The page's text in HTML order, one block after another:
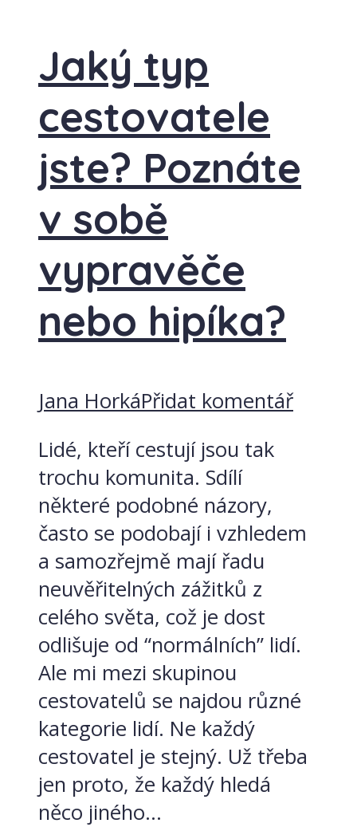
Jaký typ
cestovatele
jste? Poznáte
v sobě
vypravěče
nebo hipíka?
Jana HorkáPřidat komentář
Lidé, kteří cestují jsou tak
trochu komunita. Sdílí
některé podobné názory,
často se podobají i vzhledem
a samozřejmě mají řadu
neuvěřitelných zážitků z
celého světa, což je dost
odlišuje od “normálních” lidí.
Ale mi mezi skupinou
cestovatelů se najdou různé
kategorie lidí. Ne každý
cestovatel je stejný. Už třeba
jen proto, že každý hledá
něco jiného...